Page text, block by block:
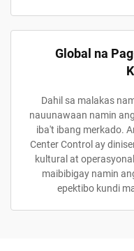
Global na
Dahil sa malakas
nauunawaan namin
iba't ibang merkado.
Center Control ay
kultural at
maibibigay namin
epektibo kundi